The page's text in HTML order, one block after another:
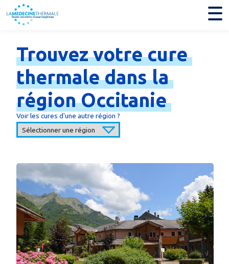
Trouvezvotrecure
thermaledansla
régionOccitanie
Voir les cures d'une autre région ?